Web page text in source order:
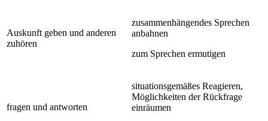
Auskunft geben und anderen
zuhören
zusammenhängendes Sprechen
anbahnen
zum Sprechen ermutigen
fragen und antworten
situationsgemäßes Reagieren,
Möglichkeiten der Rückfrage
einräumen